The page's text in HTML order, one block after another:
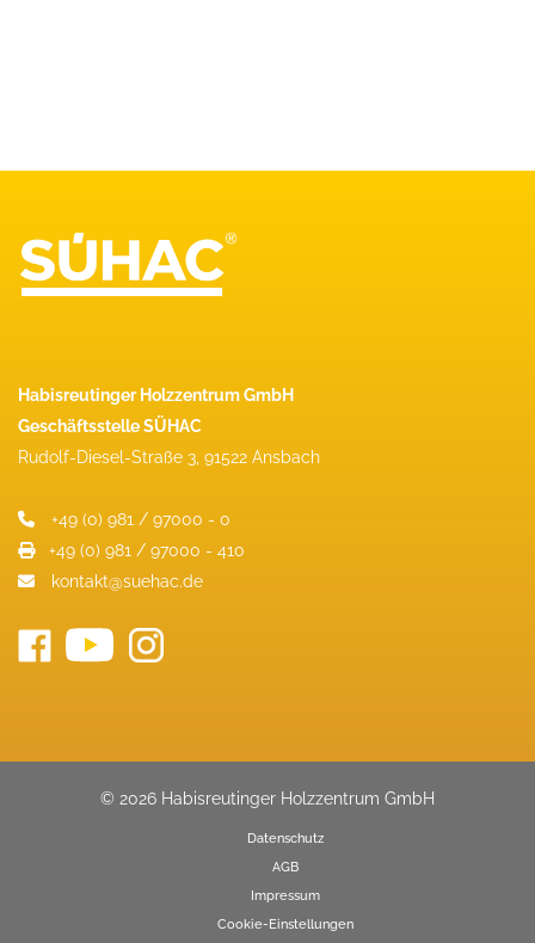
Habisreutinger Holzzentrum GmbH
Geschäftsstelle SÜHAC
Rudolf-Diesel-Straße 3, 91522 Ansbach
+49 (0) 981 / 97000 - 0
+49 (0) 981 / 97000 - 410
kontakt@suehac.de
© 2026 Habisreutinger Holzzentrum GmbH
Datenschutz
AGB
Impressum
Cookie-Einstellungen